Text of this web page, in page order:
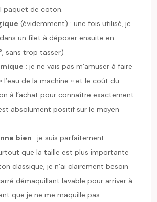
paquet de coton.
(évidemment) : une fois utilisé, je
un filet à déposer ensuite en
sans trop tasser)
: je ne vais pas m’amuser à faire
l’eau de la machine » et le coût du
à l’achat pour connaître exactement
absolument positif sur le moyen
bien : je suis parfaitement
que la taille est plus importante
classique, je n’ai clairement besoin
démaquillant lavable pour arriver à
que je ne me maquille pas